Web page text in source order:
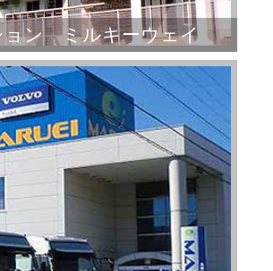
ョン ミルキーウェイ